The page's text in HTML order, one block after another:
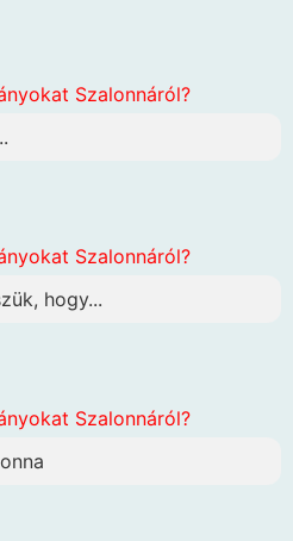
Szalonnáról?
Szalonnáról?
hogy...
Szalonnáról?